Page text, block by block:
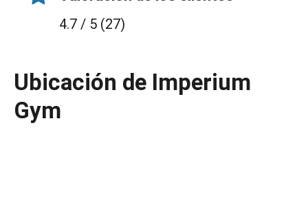
4.7 / 5 (27)
Ubicación de Imperium
Gym